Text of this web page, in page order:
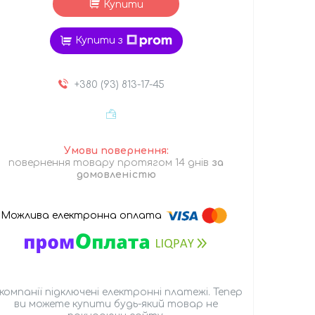
Купити
Купити з
+380 (93) 813-17-45
повернення товару протягом 14 днів за
домовленістю
підключені електронні платежі. Тепер
ви можете купити будь-який товар не